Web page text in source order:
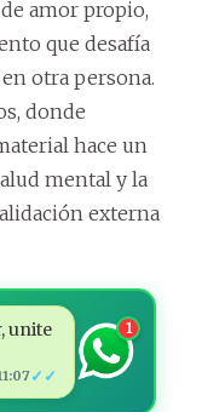
amor propio,
que desafía
otra persona.
donde
hace un
mental y la
externa
unite
✓✓
1